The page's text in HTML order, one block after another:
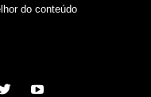
do conteúdo